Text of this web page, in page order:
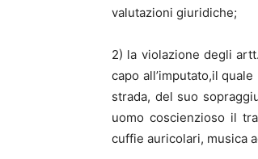
valutazioni giuridiche;
2) la violazione degli
capo all’imputato,il
strada, del suo
uomo coscienzioso il
cuffie auricolari, musica